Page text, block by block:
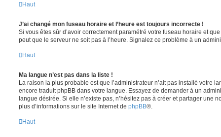
Haut
J’ai changé mon fuseau horaire et l’heure est toujours incorrecte !
Si vous êtes sûr d’avoir correctement paramétré votre fuseau horaire et
peut que le serveur ne soit pas à l’heure. Signalez ce problème à un
Haut
Ma langue n’est pas dans la liste !
La raison la plus probable est que l’administrateur n’ait pas installé votre
encore traduit phpBB dans votre langue. Essayez de demander à un
langue désirée. Si elle n’existe pas, n’hésitez pas à créer et partager une
plus d’informations sur le site Internet de phpBB®.
Haut